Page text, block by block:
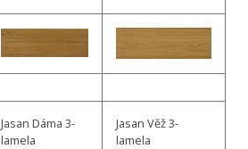
Jasan Dáma 3-
lamela
Jasan Věž 3-
lamela